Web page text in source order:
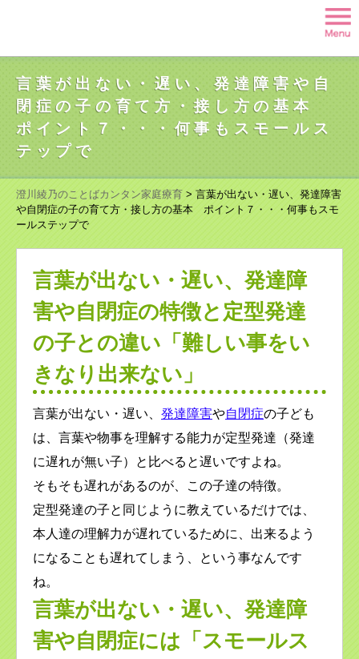
言葉が出ない・遅い、発達障害や自
閉症の子の育て方・接し方の基本
ポイント７・・・何事もスモールス
テップで
澄川綾乃のことばカンタン家庭療育 > 言葉が出ない・遅い、発達障害
や自閉症の子の育て方・接し方の基本 ポイント７・・・何事もスモ
ールステップで
言葉が出ない・遅い、発達障
害や自閉症の特徴と定型発達
の子との違い「難しい事をい
きなり出来ない」
言葉が出ない・遅い、 発達障害や自閉症の子ども
は、言葉や物事を理解する能力が定型発達（発達
に遅れが無い子）と比べると遅いですよね。
そもそも遅れがあるのが、この子達の特徴。
定型発達の子と同じように教えているだけでは、
本人達の理解力が遅れているために、出来るよう
になることも遅れてしまう、という事なんです
ね。
言葉が出ない・遅い、発達障
害や自閉症には「スモールス